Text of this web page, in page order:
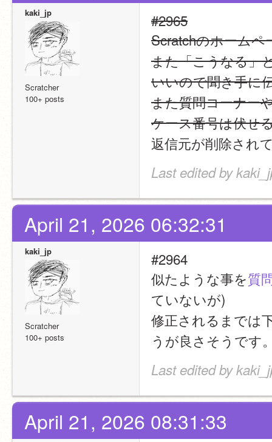
kaki_jp
Scratcher
100+ posts
#2965
Scratchのホーム
また「こうなる」
いいので聞き手に
また質問コーナー
ケース番号は伏せ
返信元が削除され
Last edited by
April 21, 2026 06:32:31
kaki_jp
Scratcher
100+ posts
#2964
似たような事を質
ていないが)
修正されるまでは
うが良さそうです
Last edited by
April 21, 2026 08:31:33